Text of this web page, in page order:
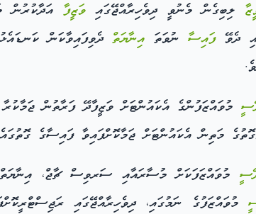
ލިބިގެން މެނުވީ ދިވެހިރާއްޖޭގައިވަޒީފާ
ދެވޭފައިސާނުވަތަ އިނާޔަތް
މުވައްޒަފުންގެ އެކައުންޓަށް ވަޒީފާދޭ ފަރާތުން
މަތިން އެކައުންޓަށް ޖަމާކޮށްފައިވާ ފައިސާގެ
މުވައްޒަފަކަށް މުސާރައާއި ސަރވިސް ޗާޖް،
މުވައްޒަފުގެ ނަމުގައި، ދިވެހިރާއްޖޭގައި